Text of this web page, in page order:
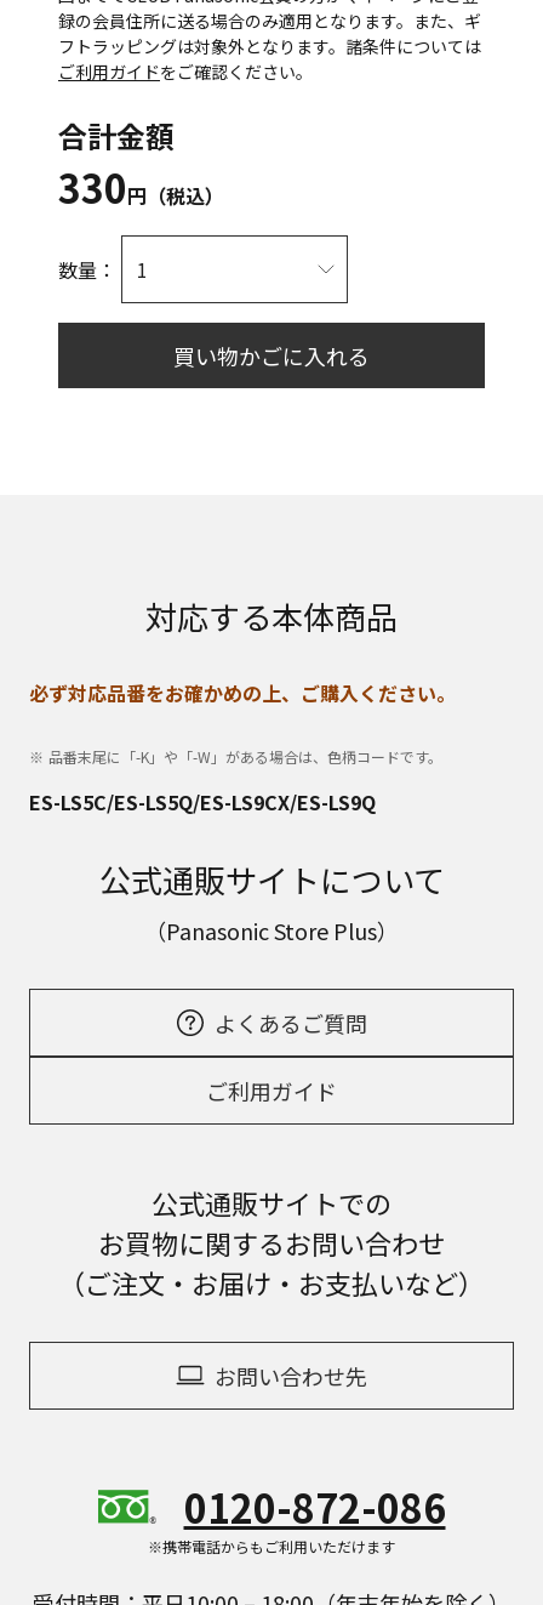
録の会員住所に送る場合のみ適用となります。また、ギ
フトラッピングは対象外となります。諸条件については
ご利用ガイドをご確認ください。
合計金額
330円（税込）
数量：
買い物かごに入れる
対応する本体商品
必ず対応品番をお確かめの上、ご購入ください。
品番末尾に「-K」や「-W」がある場合は、色柄コードです。
ES-LS5C/ES-LS5Q/ES-LS9CX/ES-LS9Q
公式通販サイトについて
（Panasonic Store Plus）
よくあるご質問
ご利用ガイド
公式通販サイトでの
お買物に関するお問い合わせ
（ご注文・お届け・お支払いなど）
お問い合わせ先
0120-872-086
※携帯電話からもご利用いただけます